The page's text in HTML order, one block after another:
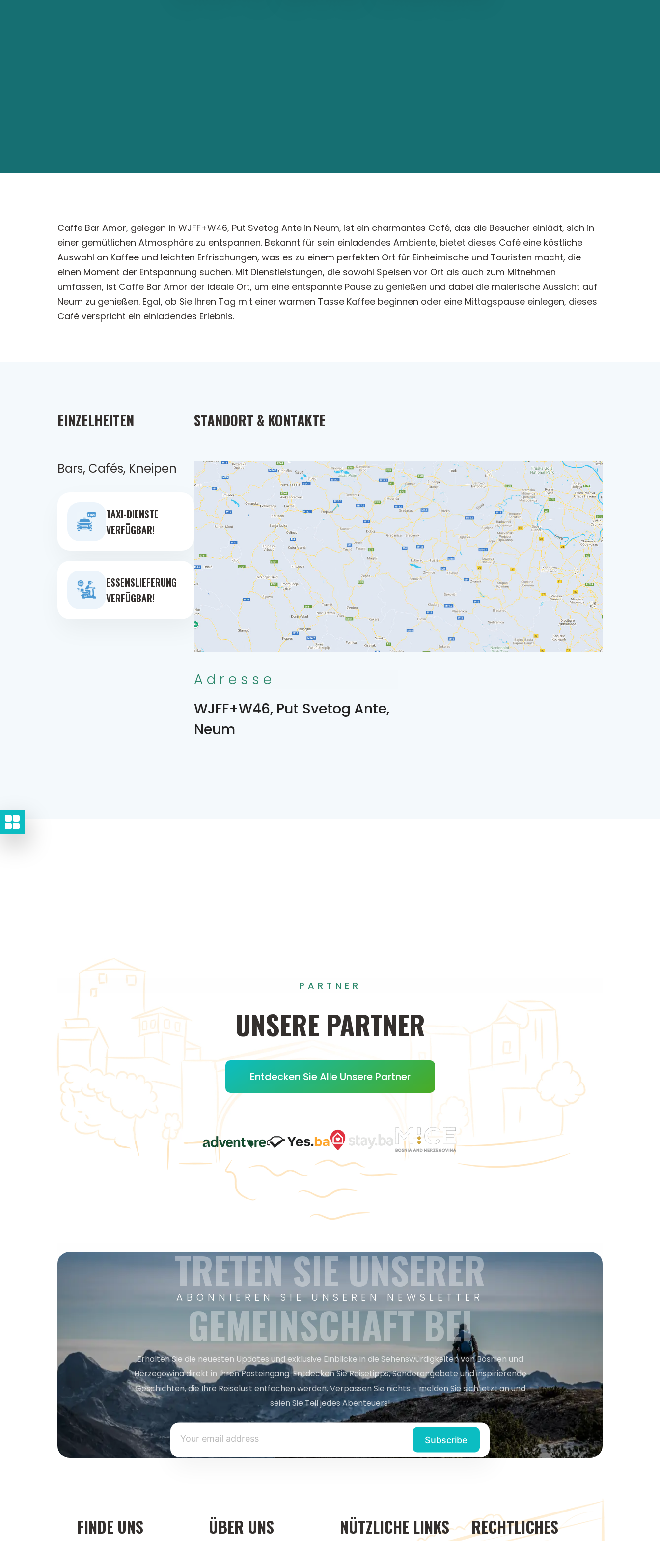
Caffe Bar Amor, gelegen in WJFF+W46, Put Svetog Ante in Neum, ist ein charmantes Café, das die Besucher einlädt, sich in
einer gemütlichen Atmosphäre zu entspannen. Bekannt für sein einladendes Ambiente, bietet dieses Café eine köstliche
Auswahl an Kaffee und leichten Erfrischungen, was es zu einem perfekten Ort für Einheimische und Touristen macht, die
einen Moment der Entspannung suchen. Mit Dienstleistungen, die sowohl Speisen vor Ort als auch zum Mitnehmen
umfassen, ist Caffe Bar Amor der ideale Ort, um eine entspannte Pause zu genießen und dabei die malerische Aussicht auf
Neum zu genießen. Egal, ob Sie Ihren Tag mit einer warmen Tasse Kaffee beginnen oder eine Mittagspause einlegen, dieses
Café verspricht ein einladendes Erlebnis.
EINZELHEITEN
Bars, Cafés, Kneipen
TAXI-DIENSTE
VERFÜGBAR!
ESSENSLIEFERUNG
VERFÜGBAR!
STANDORT & KONTAKTE
Adresse
WJFF+W46, Put Svetog Ante,
Neum
PARTNER
UNSERE PARTNER
Entdecken Sie Alle Unsere Partner
ABONNIEREN SIE UNSEREN NEWSLETTER
TRETEN SIE UNSERER
GEMEINSCHAFT BEI
Erhalten Sie die neuesten Updates und exklusive Einblicke in die Sehenswürdigkeiten von Bosnien und
Herzegowina direkt in Ihren Posteingang. Entdecken Sie Reisetipps, Sonderangebote und inspirierende
Geschichten, die Ihre Reiselust entfachen werden. Verpassen Sie nichts – melden Sie sich jetzt an und
seien Sie Teil jedes Abenteuers!
FINDE UNS ÜBER UNS NÜTZLICHE LINKS RECHTLICHES